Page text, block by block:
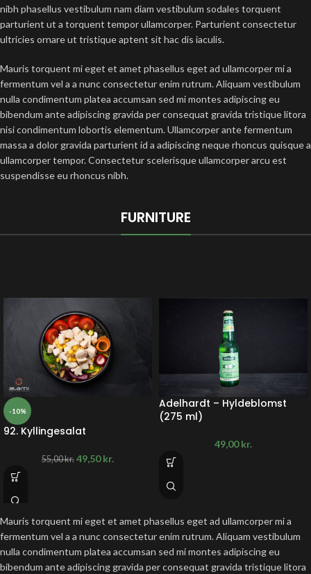
nibh phasellus vestibulum nam diam vestibulum sodales torquent
parturient ut a torquent tempor ullamcorper. Parturient consectetur
ultricies ornare ut tristique aptent sit hac dis iaculis.
Mauris torquent mi eget et amet phasellus eget ad ullamcorper mi a
fermentum vel a a nunc consectetur enim rutrum. Aliquam vestibulum
nulla condimentum platea accumsan sed mi montes adipiscing eu
bibendum ante adipiscing gravida per consequat gravida tristique litora
nisi condimentum lobortis elementum. Ullamcorper ante fermentum
massa a dolor gravida parturient id a adipiscing neque rhoncus quisque a
ullamcorper tempor. Consectetur scelerisque ullamcorper arcu est
suspendisse eu rhoncus nibh.
FURNITURE
-10%
92. Kyllingesalat
55,00kr. 49,50kr.
Adelhardt – Hyldeblomst
(275 ml)
49,00kr.
Mauris torquent mi eget et amet phasellus eget ad ullamcorper mi a
fermentum vel a a nunc consectetur enim rutrum. Aliquam vestibulum
nulla condimentum platea accumsan sed mi montes adipiscing eu
bibendum ante adipiscing gravida per consequat gravida tristique litora